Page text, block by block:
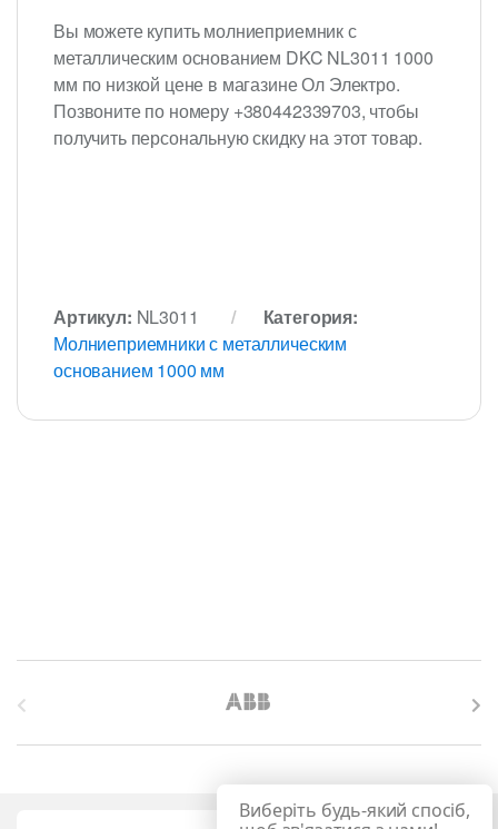
Вы можете купить молниеприемник с
металлическим основанием DKC NL3011 1000
мм по низкой цене в магазине Ол Электро.
Позвоните по номеру +380442339703, чтобы
получить персональную скидку на этот товар.
Артикул: NL3011
Категория:
Молниеприемники с металлическим
основанием 1000 мм
Виберіть будь-який спосіб,